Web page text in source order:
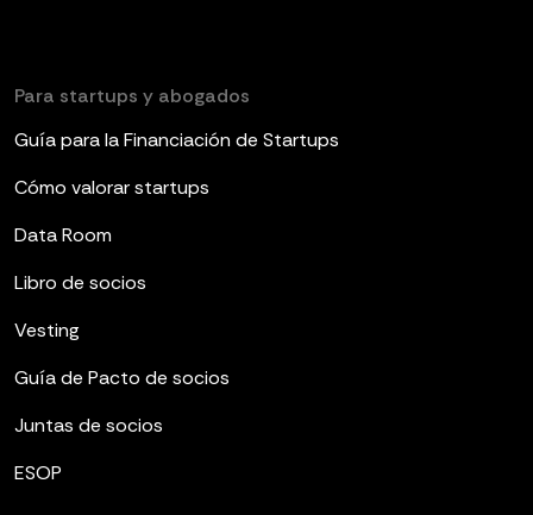
Para startups y abogados
Guía para la Financiación de Startups
Cómo valorar startups
Data Room
Libro de socios
Vesting
Guía de Pacto de socios
Juntas de socios
ESOP